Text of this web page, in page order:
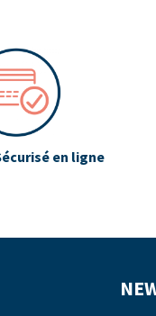
en ligne